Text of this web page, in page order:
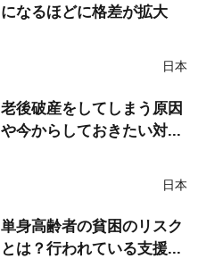
になるほどに格差が拡大
日本
老後破産をしてしまう原因
や今からしておきたい対...
日本
単身高齢者の貧困のリスク
とは？行われている支援...